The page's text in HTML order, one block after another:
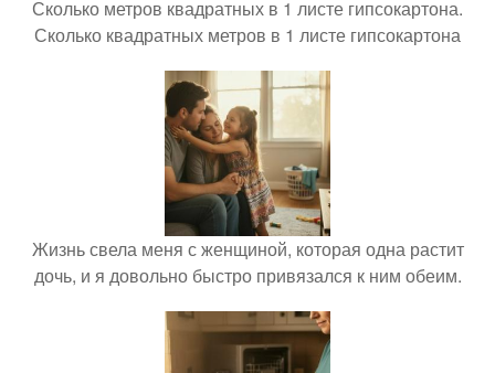
Сколько метров квадратных в 1 листе гипсокартона.
Сколько квадратных метров в 1 листе гипсокартона
Жизнь свела меня с женщиной, которая одна растит
дочь, и я довольно быстро привязался к ним обеим.